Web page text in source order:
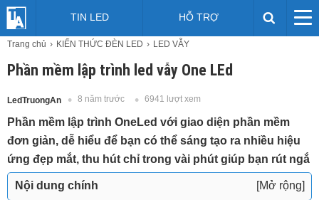
TIN LED HỖ TRỢ
Trang chủ KIẾN THỨC ĐÈN LED LED VẪY
Phần mềm lập trình led vẫy One LEd
LedTruongAn 8 năm trước 6941 lượt xem
Phần mềm lập trình OneLed với giao diện phần mềm
đơn giản, dễ hiểu để bạn có thể sáng tạo ra nhiều hiệu
ứng đẹp mắt, thu hút chỉ trong vài phút giúp bạn rút ngắ
Nội dung chính
[Mở rộng]